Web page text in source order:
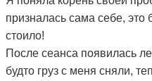
призналась сама себе, это
стоило!
После сеанса появилась
будто груз с меня сняли,